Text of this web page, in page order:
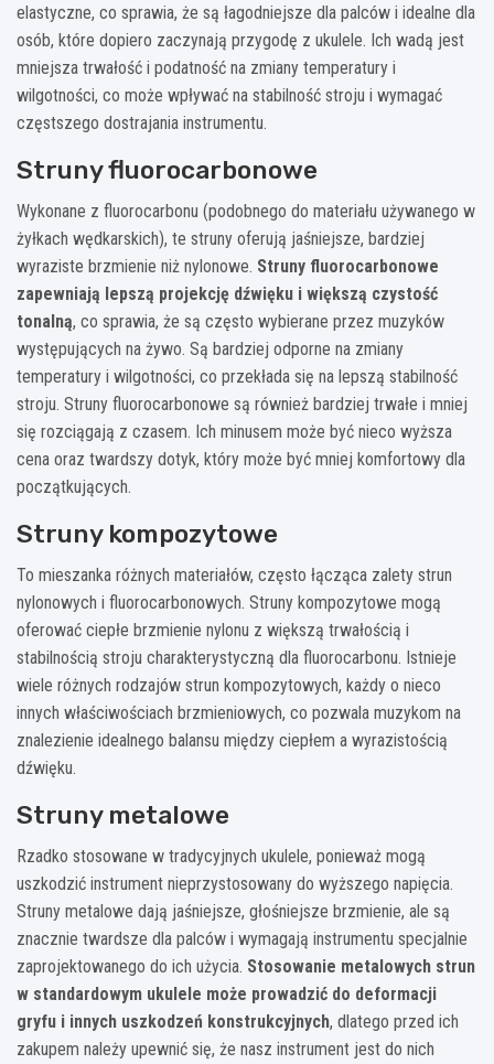
elastyczne, co sprawia, że są łagodniejsze dla palców i idealne dla
osób, które dopiero zaczynają przygodę z ukulele. Ich wadą jest
mniejsza trwałość i podatność na zmiany temperatury i
wilgotności, co może wpływać na stabilność stroju i wymagać
częstszego dostrajania instrumentu.
Struny fluorocarbonowe
Wykonane z fluorocarbonu (podobnego do materiału używanego w
żyłkach wędkarskich), te struny oferują jaśniejsze, bardziej
wyraziste brzmienie niż nylonowe. Struny fluorocarbonowe
zapewniają lepszą projekcję dźwięku i większą czystość
tonalną, co sprawia, że są często wybierane przez muzyków
występujących na żywo. Są bardziej odporne na zmiany
temperatury i wilgotności, co przekłada się na lepszą stabilność
stroju. Struny fluorocarbonowe są również bardziej trwałe i mniej
się rozciągają z czasem. Ich minusem może być nieco wyższa
cena oraz twardszy dotyk, który może być mniej komfortowy dla
początkujących.
Struny kompozytowe
To mieszanka różnych materiałów, często łącząca zalety strun
nylonowych i fluorocarbonowych. Struny kompozytowe mogą
oferować ciepłe brzmienie nylonu z większą trwałością i
stabilnością stroju charakterystyczną dla fluorocarbonu. Istnieje
wiele różnych rodzajów strun kompozytowych, każdy o nieco
innych właściwościach brzmieniowych, co pozwala muzykom na
znalezienie idealnego balansu między ciepłem a wyrazistością
dźwięku.
Struny metalowe
Rzadko stosowane w tradycyjnych ukulele, ponieważ mogą
uszkodzić instrument nieprzystosowany do wyższego napięcia.
Struny metalowe dają jaśniejsze, głośniejsze brzmienie, ale są
znacznie twardsze dla palców i wymagają instrumentu specjalnie
zaprojektowanego do ich użycia. Stosowanie metalowych strun
w standardowym ukulele może prowadzić do deformacji
gryfu i innych uszkodzeń konstrukcyjnych, dlatego przed ich
zakupem należy upewnić się, że nasz instrument jest do nich